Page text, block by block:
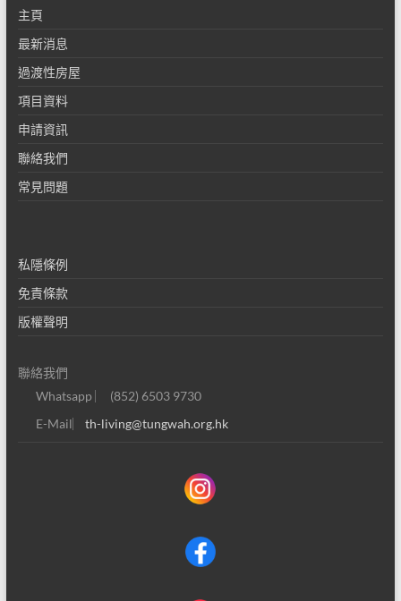
主頁
最新消息
過渡性房屋
項目資料
申請資訊
聯絡我們
常見問題
私隱條例
免責條款
版權聲明
聯絡我們
Whatsapp ︳ (852) 6503 9730
E-Mail︳ th-living@tungwah.org.hk